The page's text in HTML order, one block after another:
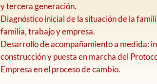
y tercera generación.
Diagnóstico inicial de la situación de la
familia, trabajo y empresa.
Desarrollo de acompañamiento a medida:
construcción y puesta en marcha del
Empresa en el proceso de cambio.